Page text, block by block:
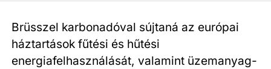
Brüsszel karbonadóval sújtaná az európai
háztartások fűtési és hűtési
energiafelhasználását, valamint üzemanyag-